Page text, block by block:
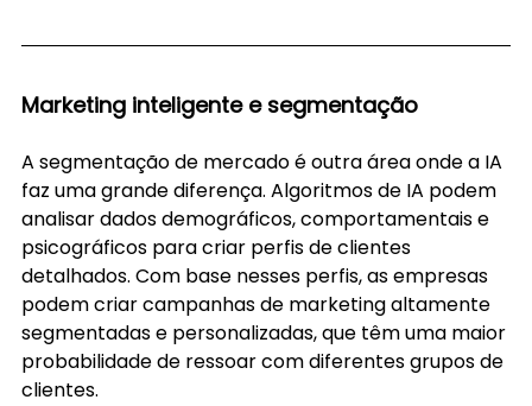
Marketing inteligente e segmentação
A segmentação de mercado é outra área onde a IA
faz uma grande diferença. Algoritmos de IA podem
analisar dados demográficos, comportamentais e
psicográficos para criar perfis de clientes
detalhados. Com base nesses perfis, as empresas
podem criar campanhas de marketing altamente
segmentadas e personalizadas, que têm uma maior
probabilidade de ressoar com diferentes grupos de
clientes.